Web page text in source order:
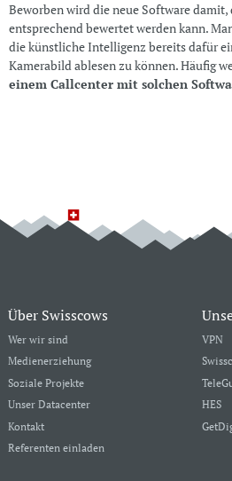
Beworben wird die neue Software damit,
entsprechend bewertet werden kann.
die künstliche Intelligenz bereits dafür
Kamerabild ablesen zu können. Häufig
einem Callcenter mit solchen
Über Swisscows
Wer wir sind
Medienerziehung
Soziale Projekte
Unser Datacenter
Kontakt
Referenten einladen
VPN
HES